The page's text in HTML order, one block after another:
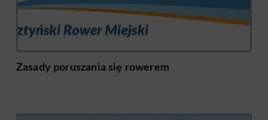
Zasady poruszania się rowerem